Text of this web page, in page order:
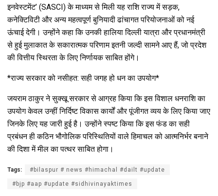
इनवेस्टमेंट’ (SASCI) के माध्यम से मिली यह राशि राज्य में सड़क,
कनेक्टिविटी और अन्य महत्वपूर्ण बुनियादी ढांचागत परियोजनाओं को नई
ऊंचाई देगी। उन्होंने कहा कि उनकी हालिया दिल्ली यात्रा और प्रधानमंत्री
से हुई मुलाकात के सकारात्मक परिणाम इतनी जल्दी सामने आए हैं, जो प्रदेश
की वित्तीय स्थिरता के लिए निर्णायक साबित होंगे।
*​राज्य सरकार को नसीहत: सही जगह हो धन का उपयोग*
​जयराम ठाकुर ने सुक्खू सरकार से आग्रह किया कि इस विशाल धनराशि का
उपयोग केवल उन्हीं निर्दिष्ट विकास कार्यों और पूंजीगत व्यय के लिए किया जाए
जिनके लिए यह जारी हुई है। उन्होंने स्पष्ट किया कि इस फंड का सही
प्रबंधन ही कठिन भौगोलिक परिस्थितियों वाले हिमाचल को आत्मनिर्भर बनाने
की दिशा में मील का पत्थर साबित होगा।
Tags: #bilaspur # news #himachal #dailt #update
#bjp #aap #update #sidhivinayaktimes